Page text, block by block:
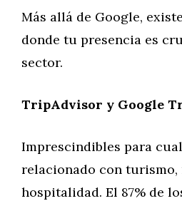
Más allá de Google,
donde tu presencia es
sector.
TripAdvisor y Google
Imprescindibles para
relacionado con
hospitalidad. El 87% de